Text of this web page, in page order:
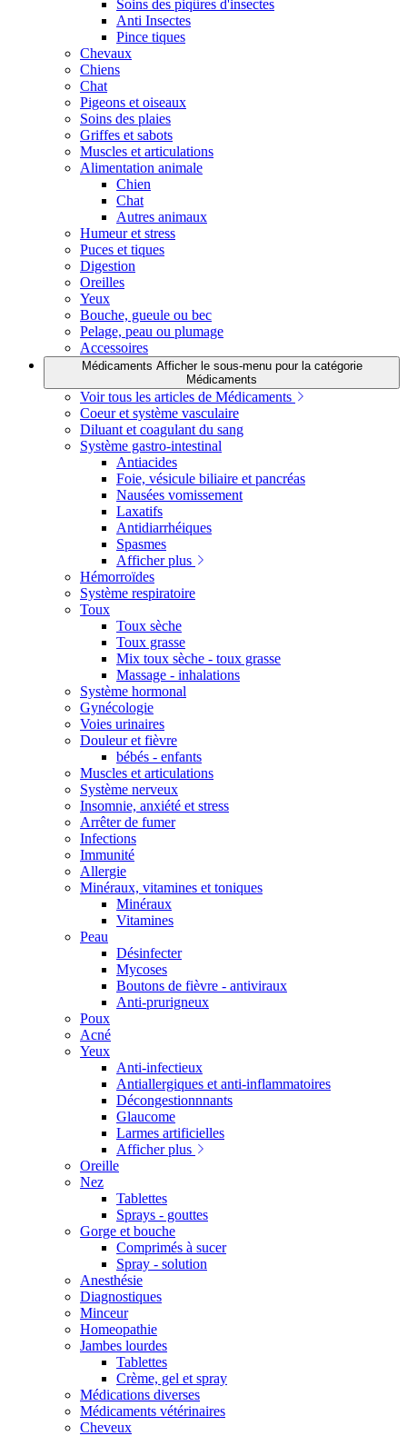
Soins des piqûres d'insectes
Anti Insectes
Pince tiques
Chevaux
Chiens
Chat
Pigeons et oiseaux
Soins des plaies
Griffes et sabots
Muscles et articulations
Alimentation animale
Chien
Chat
Autres animaux
Humeur et stress
Puces et tiques
Digestion
Oreilles
Yeux
Bouche, gueule ou bec
Pelage, peau ou plumage
Accessoires
Médicaments Afficher le sous-menu pour la catégorie
Médicaments
Voir tous les articles de Médicaments
Coeur et système vasculaire
Diluant et coagulant du sang
Système gastro-intestinal
Antiacides
Foie, vésicule biliaire et pancréas
Nausées vomissement
Laxatifs
Antidiarrhéiques
Spasmes
Afficher plus
Hémorroïdes
Système respiratoire
Toux
Toux sèche
Toux grasse
Mix toux sèche - toux grasse
Massage - inhalations
Système hormonal
Gynécologie
Voies urinaires
Douleur et fièvre
bébés - enfants
Muscles et articulations
Système nerveux
Insomnie, anxiété et stress
Arrêter de fumer
Infections
Immunité
Allergie
Minéraux, vitamines et toniques
Minéraux
Vitamines
Peau
Désinfecter
Mycoses
Boutons de fièvre - antiviraux
Anti-prurigneux
Poux
Acné
Yeux
Anti-infectieux
Antiallergiques et anti-inflammatoires
Décongestionnnants
Glaucome
Larmes artificielles
Afficher plus
Oreille
Nez
Tablettes
Sprays - gouttes
Gorge et bouche
Comprimés à sucer
Spray - solution
Anesthésie
Diagnostiques
Minceur
Homeopathie
Jambes lourdes
Tablettes
Crème, gel et spray
Médications diverses
Médicaments vétérinaires
Cheveux